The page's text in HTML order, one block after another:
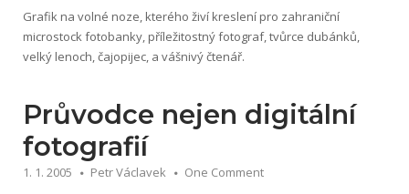
Grafik na volné noze, kterého živí kreslení pro zahraniční
microstock fotobanky, příležitostný fotograf, tvůrce dubánků,
velký lenoch, čajopijec, a vášnivý čtenář.
Průvodce nejen digitální
fotografií
1. 1. 2005 Petr Václavek One Comment